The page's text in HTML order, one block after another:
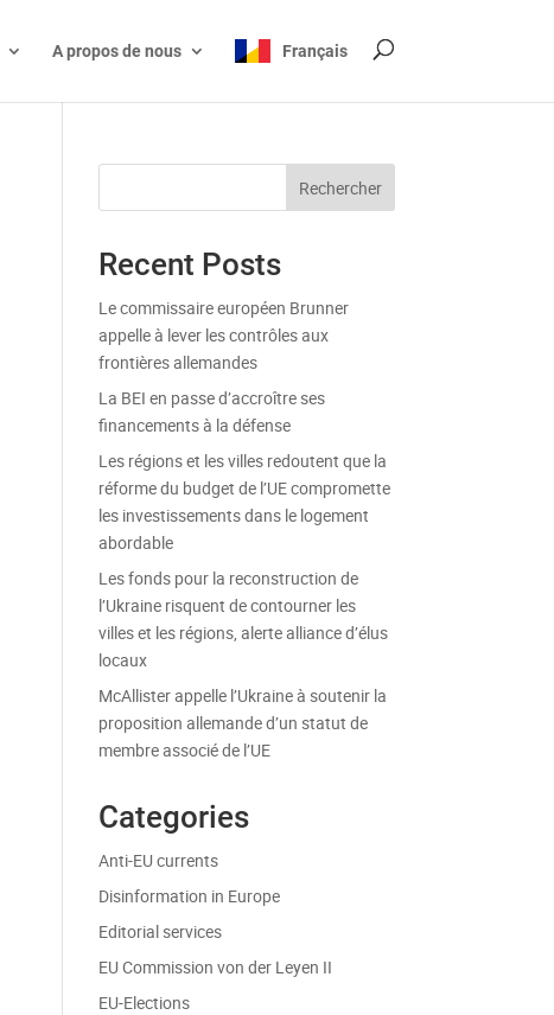
A propos de nous Français
Rechercher
Recent Posts
Le commissaire européen Brunner
appelle à lever les contrôles aux
frontières allemandes
La BEI en passe d’accroître ses
financements à la défense
Les régions et les villes redoutent que la
réforme du budget de l’UE compromette
les investissements dans le logement
abordable
Les fonds pour la reconstruction de
l’Ukraine risquent de contourner les
villes et les régions, alerte alliance d’élus
locaux
McAllister appelle l’Ukraine à soutenir la
proposition allemande d’un statut de
membre associé de l’UE
Categories
Anti-EU currents
Disinformation in Europe
Editorial services
EU Commission von der Leyen II
EU-Elections